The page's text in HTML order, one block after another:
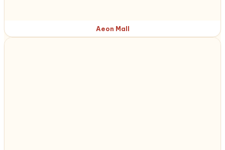
Aeon Mall